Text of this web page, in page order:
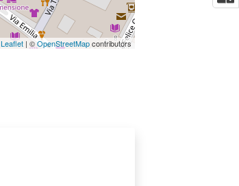
Leaflet| ©OpenStreetMapcontributors